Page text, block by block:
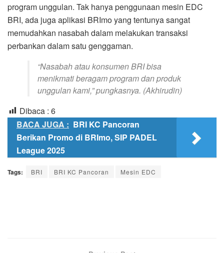
program unggulan. Tak hanya penggunaan mesin EDC
BRI, ada juga aplikasi BRImo yang tentunya sangat
memudahkan nasabah dalam melakukan transaksi
perbankan dalam satu genggaman.
“Nasabah atau konsumen BRI bisa
menikmati beragam program dan produk
unggulan kami,” pungkasnya. (Akhirudin)
Dibaca : 6
BACA JUGA : BRI KC Pancoran
Berikan Promo di BRImo, SIP PADEL
League 2025
Tags: BRI BRI KC Pancoran Mesin EDC